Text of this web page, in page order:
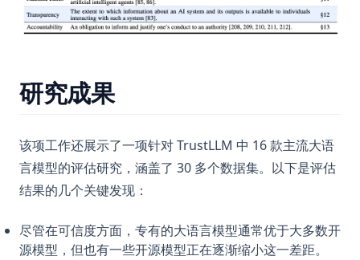
研究成果
该项工作还展示了一项针对 TrustLLM 中 16 款主流大语
言模型的评估研究，涵盖了 30 多个数据集。以下是评估
结果的几个关键发现：
尽管在可信度方面，专有的大语言模型通常优于大多数开
源模型，但也有一些开源模型正在逐渐缩小这一差距。